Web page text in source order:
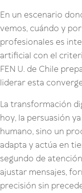
En un escenario
vemos, cuándo y
profesionales es
artificial con el
FEN U. de Chile
liderar esta
La transformación
hoy, la persuasión
humano, sino un
adapta y actúa en
segundo de
ajustar mensajes,
precisión sin